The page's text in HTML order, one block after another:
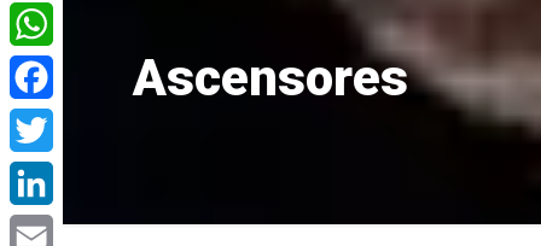
Ascensores
WhatsApp
Facebook
Twitter
LinkedIn